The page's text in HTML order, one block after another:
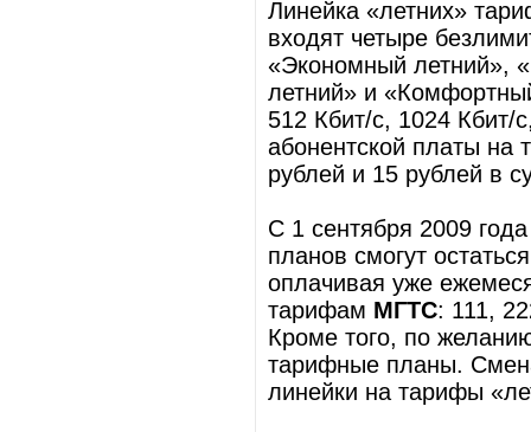
Линейка «летних»
входят четыре
«Экономный летний»,
летний» и
512 Кбит/с, 1024 Кбит/
абонентской платы на
рублей и 15 рублей в
С 1 сентября 2009
планов смогут
оплачивая уже
тарифам МГТС: 111,
Кроме того, по
тарифные планы.
линейки на тарифы